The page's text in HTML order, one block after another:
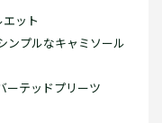
エット
ンプルなキャミソール
ーテッドプリーツ